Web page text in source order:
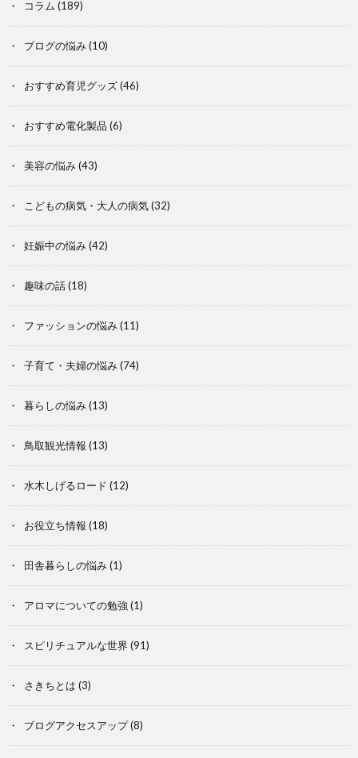
コラム (189)
ブログの悩み(10)
おすすめ育児グッズ(46)
おすすめ電化製品 (6)
美容の悩み(43)
こどもの病気・大人の病気(32)
妊娠中の悩み(42)
趣味の話(18)
ファッションの悩み(11)
子育て・夫婦の悩み(74)
暮らしの悩み(13)
鳥取観光情報 (13)
水木しげるロード (12)
お役立ち情報 (18)
田舎暮らしの悩み(1)
アロマについての勉強 (1)
スピリチュアルな世界 (91)
さきちとは (3)
ブログアクセスアップ(8)